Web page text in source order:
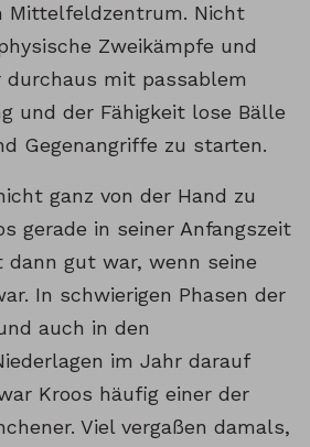
Mittelfeldzentrum. Nicht
Zweikämpfe und
durchaus mit passablem
und der Fähigkeit lose Bälle
Gegenangriffe zu starten.
ganz von der Hand zu
gerade in seiner Anfangszeit
dann gut war, wenn seine
In schwierigen Phasen der
auch in den
im Jahr darauf
Kroos häufig einer der
Viel vergaßen damals,